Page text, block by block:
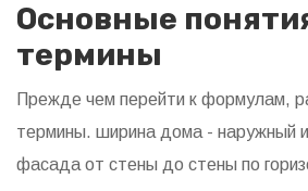
Основные
термины
Прежде чем перейти к формулам,
термины. ширина дома - наружный
фасада от стены до стены по